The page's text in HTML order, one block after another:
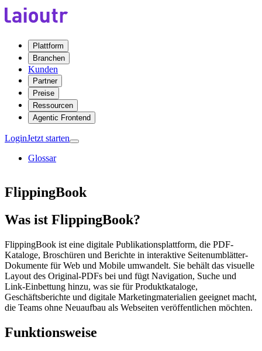
Plattform
Branchen
Kunden
Partner
Preise
Ressourcen
Agentic Frontend
LoginJetzt starten
Glossar
FlippingBook
Was ist FlippingBook?
FlippingBook ist eine digitale Publikationsplattform, die PDF-
Kataloge, Broschüren und Berichte in interaktive Seitenumblätter-
Dokumente für Web und Mobile umwandelt. Sie behält das visuelle
Layout des Original-PDFs bei und fügt Navigation, Suche und
Link-Einbettung hinzu, was sie für Produktkataloge,
Geschäftsberichte und digitale Marketingmaterialien geeignet macht,
die Teams ohne Neuaufbau als Webseiten veröffentlichen möchten.
Funktionsweise